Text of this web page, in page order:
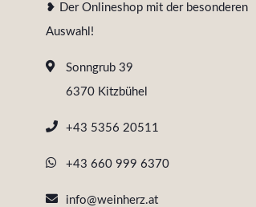
❥ Der Onlineshop mit der besonderen
Auswahl!
Sonngrub 39
6370 Kitzbühel
+43 5356 20511
+43 660 999 6370
info@weinherz.at